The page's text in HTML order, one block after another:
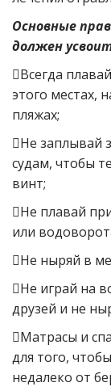
Основные
должен
Всегда
этого местах,
пляжах;
Не заплывай
судам, чтобы
винт;
Не плавай
или
Не ныряй в
Не играй на
друзей и не
Матрасы и
для того,
недалеко от